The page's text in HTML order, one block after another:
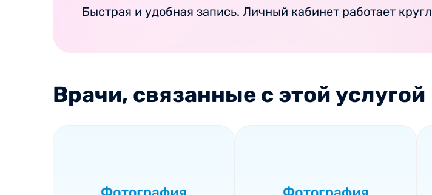
Быстрая и удобная запись. Личный кабинет работает
Врачи, связанные с этой услугой